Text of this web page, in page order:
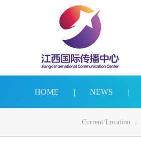
HOME | NEWS |
Current Location ：